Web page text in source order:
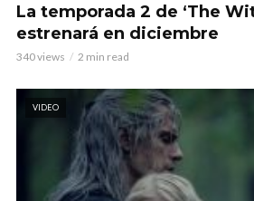
La temporada 2 de ‘The
estrenará en diciembre
340 views 2 min read
VIDEO